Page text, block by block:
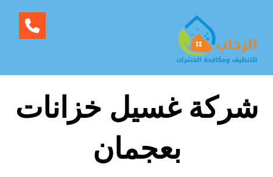
شركة غسيل خزانات
بعجمان